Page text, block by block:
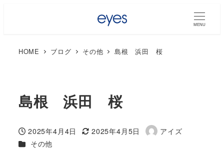
MENU
HOME ブログ その他 島根 浜田 桜
島根 浜田 桜
投稿日
2025年4月4日
更新日
2025年4月5日
著
アイズ
カテゴリー
その他